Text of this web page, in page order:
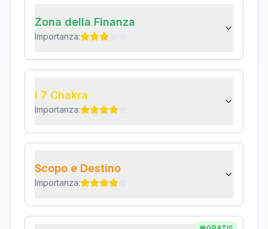
Zona della Finanza
Importanza:
I 7 Chakra
Importanza:
Scopo e Destino
Importanza: